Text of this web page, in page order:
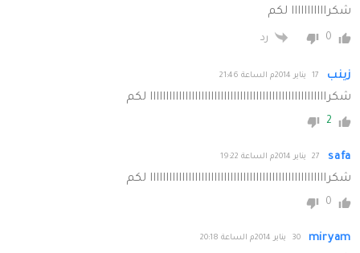
شكرااااااااااا لكم
0 رد
زينب 17 يناير 2014م الساعة 21:46
شكرااااااااااااااااااااااااااااااااااااااااااااااااااااااا لكم
2
safa 27 يناير 2014م الساعة 19:22
شكرااااااااااااااااااااااااااااااااااااااااااااااااااااااا لكم
0
miryam 30 يناير 2014م الساعة 20:18